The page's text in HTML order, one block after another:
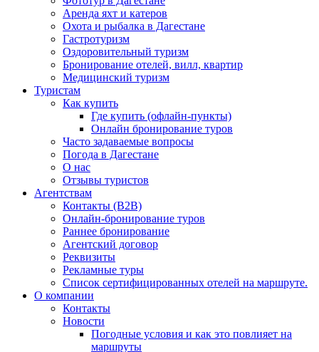
Аренда яхт и катеров
Охота и рыбалка в Дагестане
Гастротуризм
Оздоровительный туризм
Бронирование отелей, вилл, квартир
Медицинский туризм
Туристам
Как купить
Где купить (офлайн-пункты)
Онлайн бронирование туров
Часто задаваемые вопросы
Погода в Дагестане
О нас
Отзывы туристов
Агентствам
Контакты (B2B)
Онлайн-бронирование туров
Раннее бронирование
Агентский договор
Реквизиты
Рекламные туры
Список сертифицированных отелей на маршруте.
О компании
Контакты
Новости
Погодные условия и как это повлияет на
маршруты